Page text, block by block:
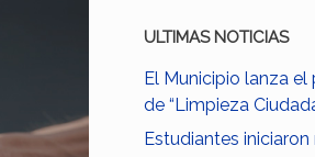
ULTIMAS NOTICIAS
El Municipio lanza el
de “Limpieza
Estudiantes iniciaron